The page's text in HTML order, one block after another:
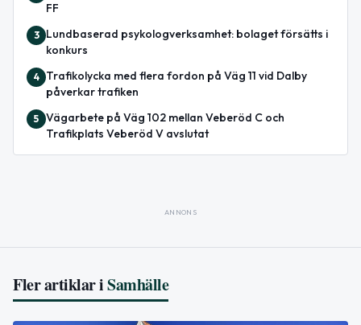
FF
3
Lundbaserad psykologverksamhet: bolaget försätts i
konkurs
4
Trafikolycka med flera fordon på Väg 11 vid Dalby
påverkar trafiken
5 Vägarbete på Väg 102 mellan Veberöd C och
Trafikplats Veberöd V avslutat
ANNONS
Fler artiklar iSamhälle